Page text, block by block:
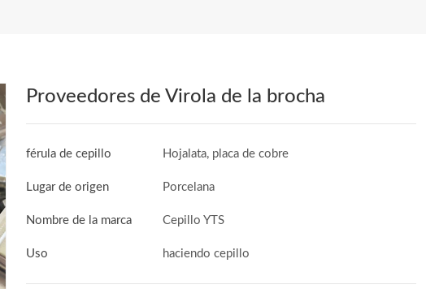
Proveedores de Virola de la brocha
férula de cepillo Hojalata, placa de cobre
Lugar de origen Porcelana
Nombre de la marca Cepillo YTS
Uso haciendo cepillo